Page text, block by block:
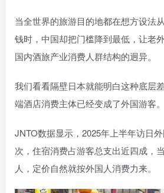
当全世界的旅游目的地都在想方设法
钱时，中国却把门槛降到最低，让老
国内酒旅产业消费人群结构的迥异。
我们看看隔壁日本就能明白这种底层
端酒店消费主体已经变成了外国游客。
JNTO数据显示，2025年上半年访日
次，住宿消费占游客总支出近四成，
人，定价自然就按外国人消费力来。